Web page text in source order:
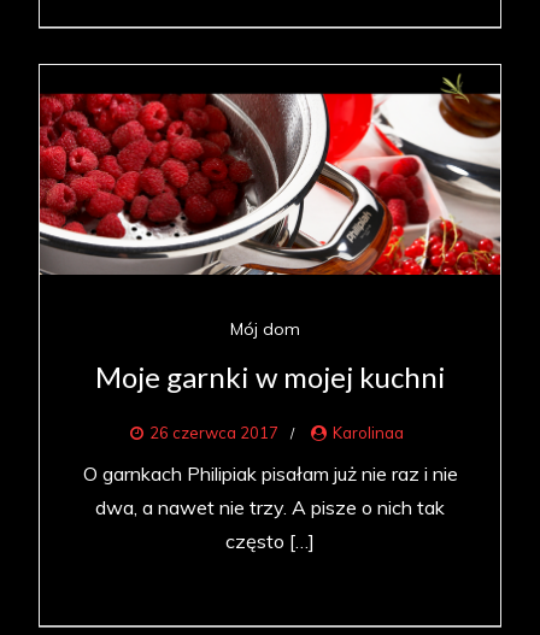
Mój dom
Moje garnki w mojej kuchni
26 czerwca 2017 Karolinaa
O garnkach Philipiak pisałam już nie raz i nie
dwa, a nawet nie trzy. A pisze o nich tak
często […]